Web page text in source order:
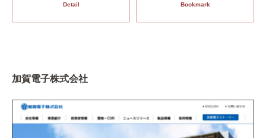
Detail Bookmark
加賀電子株式会社